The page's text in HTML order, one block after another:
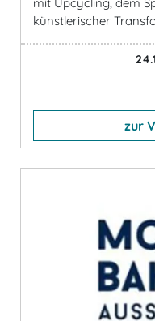
künstlerischer
zur